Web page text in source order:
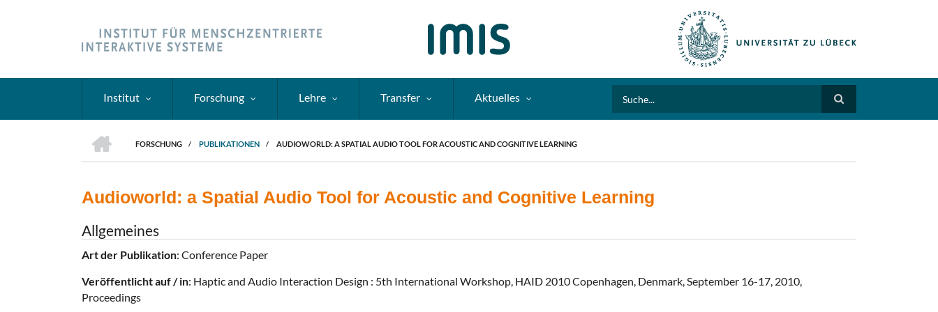
Institut Forschung Lehre Transfer Aktuelles
PFADNAVIGATION
FORSCHUNG
/ PUBLIKATIONEN / AUDIOWORLD: A SPATIAL AUDIO TOOL FOR ACOUSTIC AND COGNITIVE LEARNING
Audioworld: a Spatial Audio Tool for Acoustic and Cognitive Learning
Allgemeines
Art der Publikation: Conference Paper
Veröffentlicht auf / in: Haptic and Audio Interaction Design : 5th International Workshop, HAID 2010 Copenhagen, Denmark, September 16-17, 2010,
Proceedings